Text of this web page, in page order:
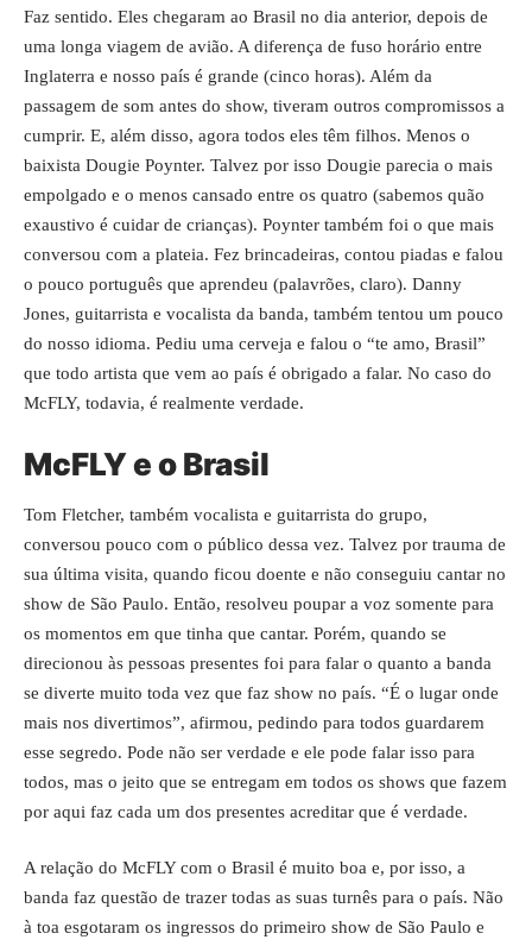
Faz sentido. Eles chegaram ao Brasil no dia anterior, depois de
uma longa viagem de avião. A diferença de fuso horário entre
Inglaterra e nosso país é grande (cinco horas). Além da
passagem de som antes do show, tiveram outros compromissos a
cumprir. E, além disso, agora todos eles têm filhos. Menos o
baixista Dougie Poynter. Talvez por isso Dougie parecia o mais
empolgado e o menos cansado entre os quatro (sabemos quão
exaustivo é cuidar de crianças). Poynter também foi o que mais
conversou com a plateia. Fez brincadeiras, contou piadas e falou
o pouco português que aprendeu (palavrões, claro). Danny
Jones, guitarrista e vocalista da banda, também tentou um pouco
do nosso idioma. Pediu uma cerveja e falou o “te amo, Brasil”
que todo artista que vem ao país é obrigado a falar. No caso do
McFLY, todavia, é realmente verdade.
McFLY e o Brasil
Tom Fletcher, também vocalista e guitarrista do grupo,
conversou pouco com o público dessa vez. Talvez por trauma de
sua última visita, quando ficou doente e não conseguiu cantar no
show de São Paulo. Então, resolveu poupar a voz somente para
os momentos em que tinha que cantar. Porém, quando se
direcionou às pessoas presentes foi para falar o quanto a banda
se diverte muito toda vez que faz show no país. “É o lugar onde
mais nos divertimos”, afirmou, pedindo para todos guardarem
esse segredo. Pode não ser verdade e ele pode falar isso para
todos, mas o jeito que se entregam em todos os shows que fazem
por aqui faz cada um dos presentes acreditar que é verdade.
A relação do McFLY com o Brasil é muito boa e, por isso, a
banda faz questão de trazer todas as suas turnês para o país. Não
à toa esgotaram os ingressos do primeiro show de São Paulo e